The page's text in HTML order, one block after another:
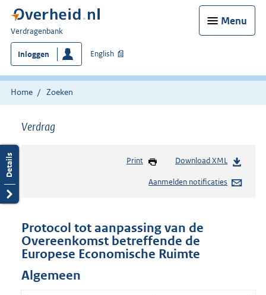
Menu
U
bent
hier:
Verdragenbank
Inloggen English
Home Zoeken
Verdrag
Print Download XML
Aanmelden notificaties
Protocol tot aanpassing van de
Overeenkomst betreffende de
Europese Economische Ruimte
Algemeen